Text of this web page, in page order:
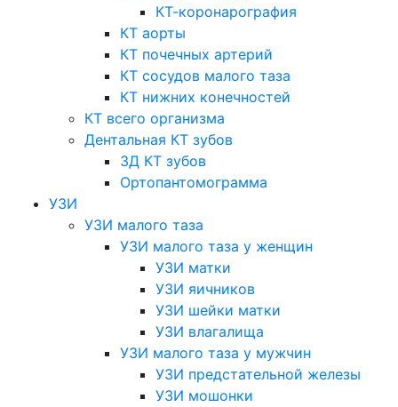
КТ-коронарография
КТ аорты
КТ почечных артерий
КТ сосудов малого таза
КТ нижних конечностей
КТ всего организма
Дентальная КТ зубов
3Д КТ зубов
Ортопантомограмма
УЗИ
УЗИ малого таза
УЗИ малого таза у женщин
УЗИ матки
УЗИ яичников
УЗИ шейки матки
УЗИ влагалища
УЗИ малого таза у мужчин
УЗИ предстательной железы
УЗИ мошонки